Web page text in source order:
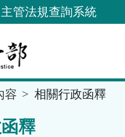
主管法規查詢系統
容 相關行政函釋
釋